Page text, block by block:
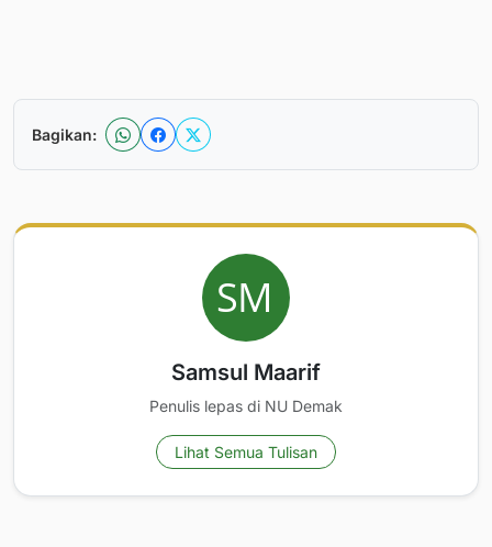
Bagikan:
Samsul Maarif
Penulis lepas di NU Demak
Lihat Semua Tulisan